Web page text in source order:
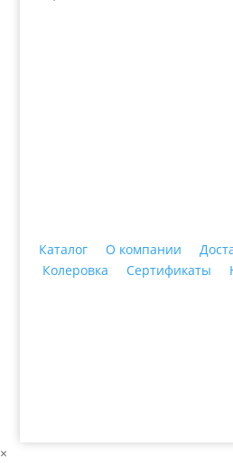
Каталог О компании
Колеровка
Сертификаты
×